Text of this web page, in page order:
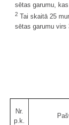
sētas garumu,
2 Tai skaitā 25
sētas garumu virs
Nr.
p.k.